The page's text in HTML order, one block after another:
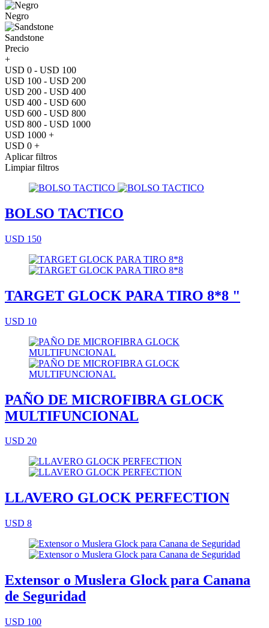
Negro
Sandstone
Precio
+
USD 0 - USD 100
USD 100 - USD 200
USD 200 - USD 400
USD 400 - USD 600
USD 600 - USD 800
USD 800 - USD 1000
USD 1000 +
USD 0 +
Aplicar filtros
Limpiar filtros
BOLSO TACTICO
USD 150
TARGET GLOCK PARA TIRO 8*8 "
USD 10
PAÑO DE MICROFIBRA GLOCK
MULTIFUNCIONAL
USD 20
LLAVERO GLOCK PERFECTION
USD 8
Extensor o Muslera Glock para Canana
de Seguridad
USD 100